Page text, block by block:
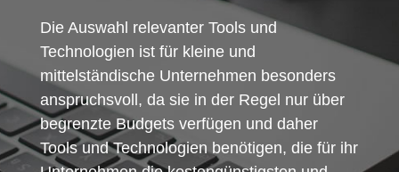
Die Auswahl relevanter Tools und
Technologien ist für kleine und
mittelständische Unternehmen besonders
anspruchsvoll, da sie in der Regel nur über
begrenzte Budgets verfügen und daher
Tools und Technologien benötigen, die für ihr